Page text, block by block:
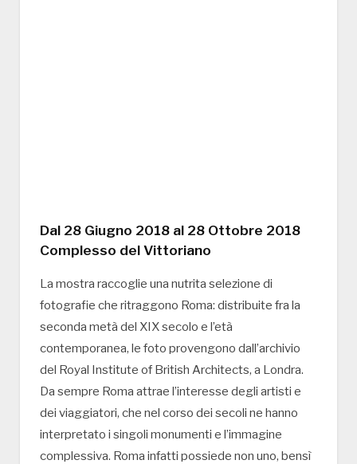
Dal 28 Giugno 2018 al 28 Ottobre 2018
Complesso del Vittoriano
La mostra raccoglie una nutrita selezione di
fotografie che ritraggono Roma: distribuite fra la
seconda metà del XIX secolo e l’età
contemporanea, le foto provengono dall’archivio
del Royal Institute of British Architects, a Londra.
Da sempre Roma attrae l’interesse degli artisti e
dei viaggiatori, che nel corso dei secoli ne hanno
interpretato i singoli monumenti e l’immagine
complessiva. Roma infatti possiede non uno, bensì